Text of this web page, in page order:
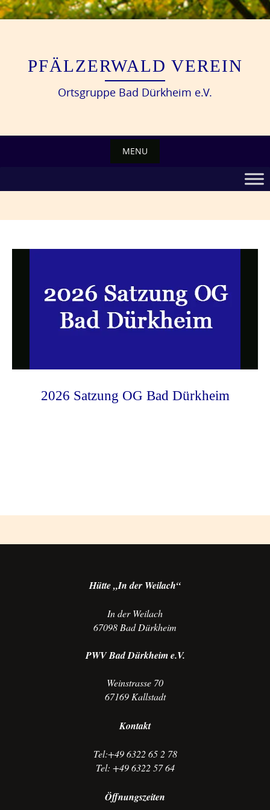
PFÄLZERWALD VEREIN
Ortsgruppe Bad Dürkheim e.V.
MENU
2026 Satzung OG Bad Dürkheim
Hütte „In der Weilach“
In der Weilach
67098 Bad Dürkheim
PWV Bad Dürkheim e.V.
Weinstrasse 70
67169 Kallstadt
Kontakt
Tel:+49 6322 65 2 78
Tel: +49 6322 57 64
Öffnungszeiten